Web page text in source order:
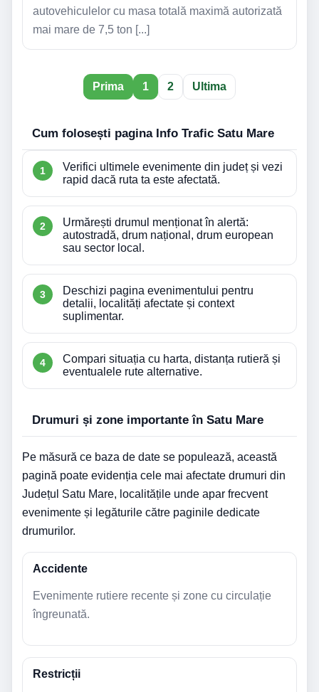
autovehiculelor cu masa totală maximă autorizată
mai mare de 7,5 ton [...]
Prima 1 2 Ultima
Cum folosești pagina Info Trafic Satu Mare
Verifici ultimele evenimente din județ și vezi
rapid dacă ruta ta este afectată.
Urmărești drumul menționat în alertă:
autostradă, drum național, drum european
sau sector local.
Deschizi pagina evenimentului pentru
detalii, localități afectate și context
suplimentar.
Compari situația cu harta, distanța rutieră și
eventualele rute alternative.
Drumuri și zone importante în Satu Mare
Pe măsură ce baza de date se populează, această
pagină poate evidenția cele mai afectate drumuri din
Județul Satu Mare, localitățile unde apar frecvent
evenimente și legăturile către paginile dedicate
drumurilor.
Accidente
Evenimente rutiere recente și zone cu circulație
îngreunată.
Restricții